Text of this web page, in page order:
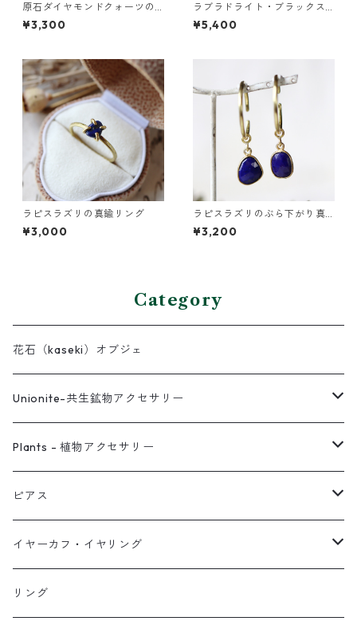
原石ダイヤモンドクォーツの
小枝ネックレス
¥3,300
ラブラドライト・ブラックス
ピネル・パールの3連バングル
¥5,400
ラピスラズリの真鍮リング
¥3,000
ラピスラズリのぶら下がり真
鍮イヤーカフ
¥3,200
Category
花石（kaseki）オブジェ
Unionite-共生鉱物アクセサリー
ピアス
ネックレス
イヤーカフ
イヤリング
Plants - 植物アクセサリー
ピアス
ネックレス
リング
ピアス
スタッド・一粒
フック・ぶら下がり
イヤーカフ・イヤリング
原石イヤーカフ
リング